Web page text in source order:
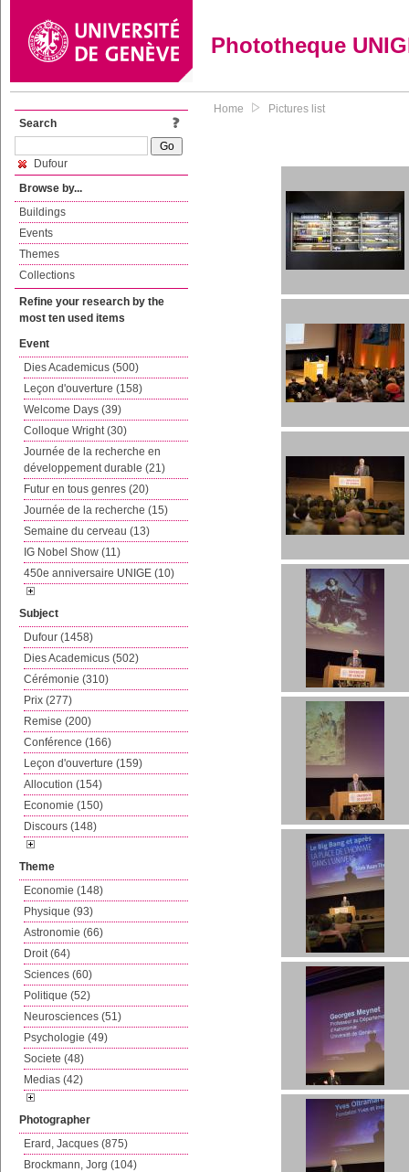
Phototheque
Search
Dufour
Browse by...
Buildings
Events
Themes
Collections
Refine your research by the
most ten used items
Event
Dies Academicus (500)
Leçon d'ouverture (158)
Welcome Days (39)
Colloque Wright (30)
Journée de la recherche en
développement durable (21)
Futur en tous genres (20)
Journée de la recherche (15)
Semaine du cerveau (13)
IG Nobel Show (11)
450e anniversaire UNIGE (10)
Subject
Dufour (1458)
Dies Academicus (502)
Cérémonie (310)
Prix (277)
Remise (200)
Conférence (166)
Leçon d'ouverture (159)
Allocution (154)
Economie (150)
Discours (148)
Theme
Economie (148)
Physique (93)
Astronomie (66)
Droit (64)
Sciences (60)
Politique (52)
Neurosciences (51)
Psychologie (49)
Societe (48)
Medias (42)
Photographer
Erard, Jacques (875)
Brockmann, Jorg (104)
Home Pictures list